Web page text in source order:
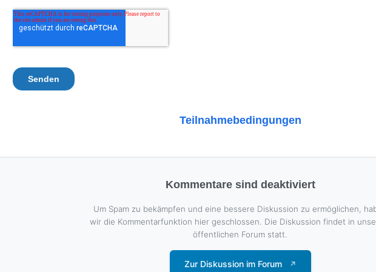
Teilnahmebedingungen
Kommentare sind deaktiviert
Um Spam zu bekämpfen und eine bessere Diskussion zu ermöglichen,
wir die Kommentarfunktion hier geschlossen. Die Diskussion findet in
öffentlichen Forum statt.
Zur Diskussion im Forum ↗